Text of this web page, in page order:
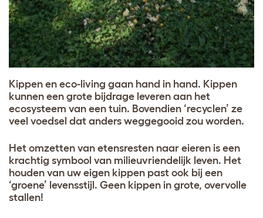
Kippen en eco-living gaan hand in hand. Kippen
kunnen een grote bijdrage leveren aan het
ecosysteem van een tuin. Bovendien ‘recyclen’ ze
veel voedsel dat anders weggegooid zou worden.
Het omzetten van etensresten naar eieren is een
krachtig symbool van milieuvriendelijk leven. Het
houden van uw eigen kippen past ook bij een
‘groene’ levensstijl. Geen kippen in grote, overvolle
stallen!